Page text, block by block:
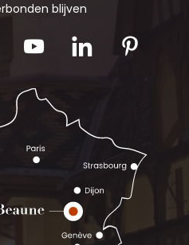
blijven